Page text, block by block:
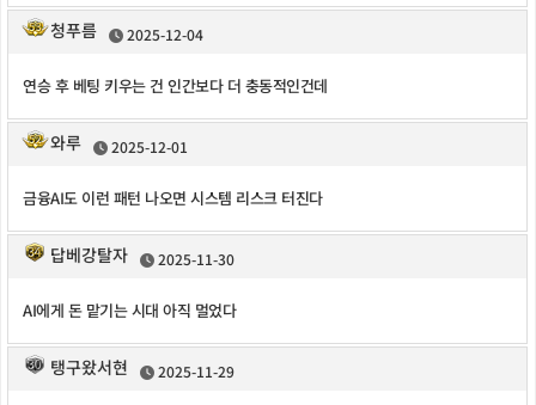
청푸름 2025-12-04
연승 후 베팅 키우는 건 인간보다 더 충동적인건데
와루 2025-12-01
금융AI도 이런 패턴 나오면 시스템 리스크 터진다
답베강탈자 2025-11-30
AI에게 돈 맡기는 시대 아직 멀었다
탱구왔서현 2025-11-29